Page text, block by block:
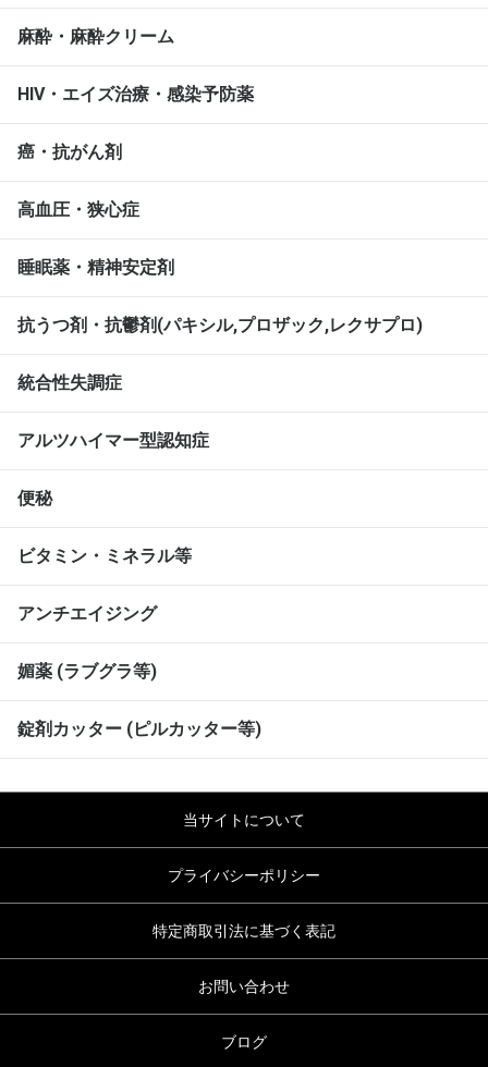
麻酔・麻酔クリーム
HIV・エイズ治療・感染予防薬
癌・抗がん剤
高血圧・狭心症
睡眠薬・精神安定剤
抗うつ剤・抗鬱剤(パキシル,プロザック,レクサプロ)
統合性失調症
アルツハイマー型認知症
便秘
ビタミン・ミネラル等
アンチエイジング
媚薬 (ラブグラ等)
錠剤カッター (ピルカッター等)
当サイトについて
プライバシーポリシー
特定商取引法に基づく表記
お問い合わせ
ブログ